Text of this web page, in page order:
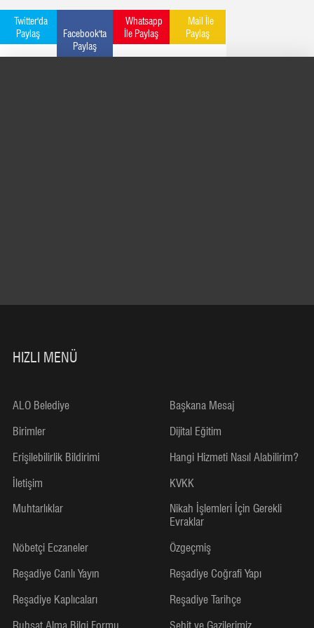
Twitter'da
Paylaş
Facebook'ta
Paylaş
Whatsapp
İle Paylaş
Mail İle
Paylaş
HIZLI MENÜ
ALO Belediye
Başkana Mesaj
Birimler
Dijital Eğitim
Erişilebilirlik Bildirimi
Hangi Hizmeti Nasıl Alabilirim?
İletişim
KVKK
Muhtarlıklar
Nikah İşlemleri İçin Gerekli
Evraklar
Nöbetçi Eczaneler
Özgeçmiş
Reşadiye Canlı Yayın
Reşadiye Coğrafi Yapı
Reşadiye Kaplıcaları
Reşadiye Tarihçe